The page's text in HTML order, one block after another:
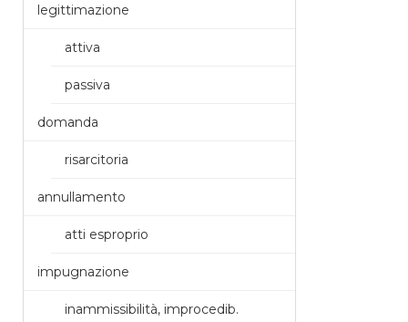
legittimazione
attiva
passiva
domanda
risarcitoria
annullamento
atti esproprio
impugnazione
inammissibilità, improcedib.